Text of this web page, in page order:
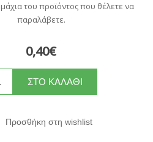
του προϊόντος που θέλετε να
παραλάβετε.
0,40€